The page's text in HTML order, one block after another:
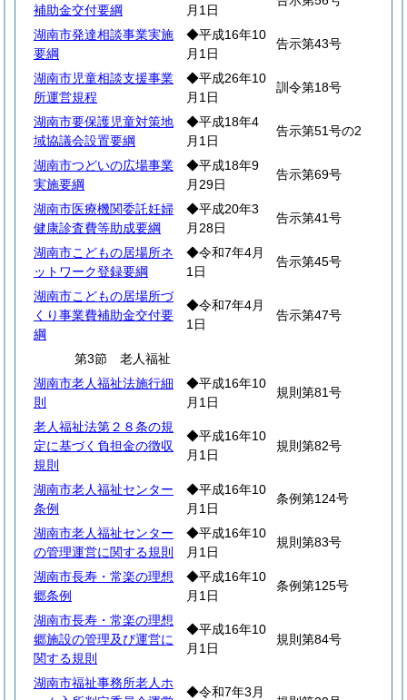
補助金交付要綱
月1日
湖南市発達相談事業実施
要綱
◆平成16年10
月1日
告示第43号
湖南市児童相談支援事業
所運営規程
◆平成26年10
月1日
訓令第18号
湖南市要保護児童対策地
域協議会設置要綱
◆平成18年4
月1日
告示第51号の2
湖南市つどいの広場事業
実施要綱
◆平成18年9
月29日
告示第69号
湖南市医療機関委託妊婦
健康診査費等助成要綱
◆平成20年3
月28日
告示第41号
湖南市こどもの居場所ネ
ットワーク登録要綱
◆令和7年4月
1日
告示第45号
湖南市こどもの居場所づ
くり事業費補助金交付要
綱
◆令和7年4月
1日
告示第47号
第3節 老人福祉
湖南市老人福祉法施行細
則
◆平成16年10
月1日
規則第81号
老人福祉法第２８条の規
定に基づく負担金の徴収
規則
◆平成16年10
月1日
規則第82号
湖南市老人福祉センター
条例
◆平成16年10
月1日
条例第124号
湖南市老人福祉センター
の管理運営に関する規則
◆平成16年10
月1日
規則第83号
湖南市長寿・常楽の理想
郷条例
◆平成16年10
月1日
条例第125号
湖南市長寿・常楽の理想
郷施設の管理及び運営に
関する規則
◆平成16年10
月1日
規則第84号
湖南市福祉事務所老人ホ
◆令和7年3月